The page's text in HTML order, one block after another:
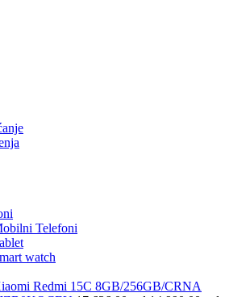
Telefoni
watch
Redmi 15C 8GB/256GB/CRNA